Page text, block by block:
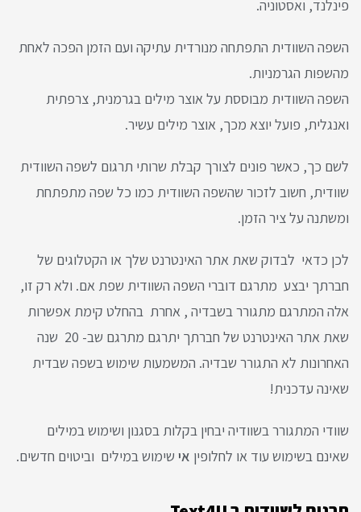
פינלנד, ואסטוניה.
השפה השוודית התפתחה מנורדית עתיקה ועם הזמן הפכה לאחת
מהשפות הגרמניות.
השפה השוודית מבוססת על אוצר מילים בגרמנית, צרפתית
ואנגלית, פועל יוצא מכך, אוצר מילים עשיר.
לשם כך, כאשר פונים לצורך קבלת שרותי תרגום לשפה השוודית
שוודית, חשוב לזכור שהשפה השוודית כמו כל שפה מתפתחת
ומשתנה על ציר הזמן.
לכן כדאי לבדוק שאת אתר האינטרנט שלך או הקטלוגים של
חברתך יבצע מתרגם דוברי השפה השוודית שפת אם. ולא רק זו,
אלה המתרגם מתגורר בשבדיה , אחרת בהחלט קימת אפשרות
שאת אתר האינטרנט של חברתך יתרגם מתרגם שב- 20 שנה
האחרונות לא התגורר שבדיה. המשמעות שימוש בשפה שבדית
שאינה עדכנית!
שוודי המתגורר בשוודיה יבחין בקלות בסגנון ושימוש במילים
שאינם בשימוש עוד או לחלופין אי שימוש במילים וביטוים חדשים.